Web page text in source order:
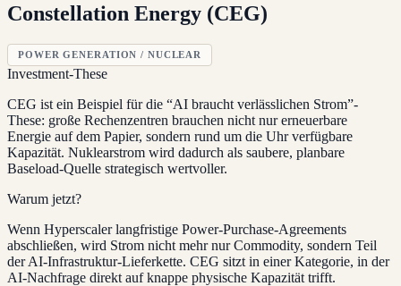
Constellation Energy (CEG)
POWER GENERATION / NUCLEAR
Investment-These
CEG ist ein Beispiel für die “AI braucht verlässlichen Strom”-
These: große Rechenzentren brauchen nicht nur erneuerbare
Energie auf dem Papier, sondern rund um die Uhr verfügbare
Kapazität. Nuklearstrom wird dadurch als saubere, planbare
Baseload-Quelle strategisch wertvoller.
Warum jetzt?
Wenn Hyperscaler langfristige Power-Purchase-Agreements
abschließen, wird Strom nicht mehr nur Commodity, sondern Teil
der AI-Infrastruktur-Lieferkette. CEG sitzt in einer Kategorie, in der
AI-Nachfrage direkt auf knappe physische Kapazität trifft.